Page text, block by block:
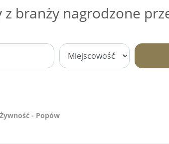
branży nagrodzone
- Popów